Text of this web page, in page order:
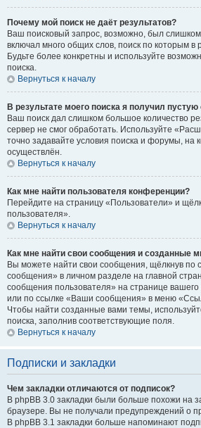
Почему мой поиск не даёт результатов?
Ваш поисковый запрос, возможно, был
включал много общих слов, поиск по которым в
Будьте более конкретны и используйте
поиска.
Вернуться к началу
В результате моего поиска я получил пустую
Ваш поиск дал слишком большое количество
сервер не смог обработать. Используйте
точно задавайте условия поиска и форумы, на
осуществлён.
Вернуться к началу
Как мне найти пользователя конференции?
Перейдите на страницу «Пользователи» и
пользователя».
Вернуться к началу
Как мне найти свои сообщения и созданные
Вы можете найти свои сообщения, щёлкнув по
сообщения» в личном разделе на главной
сообщения пользователя» на странице
или по ссылке «Ваши сообщения» в меню
Чтобы найти созданные вами темы,
поиска, заполнив соответствующие поля.
Вернуться к началу
Подписки и закладки
Чем закладки отличаются от подписок?
В phpBB 3.0 закладки были больше похожи на
браузере. Вы не получали предупреждений о
В phpBB 3.1 закладки больше напоминают